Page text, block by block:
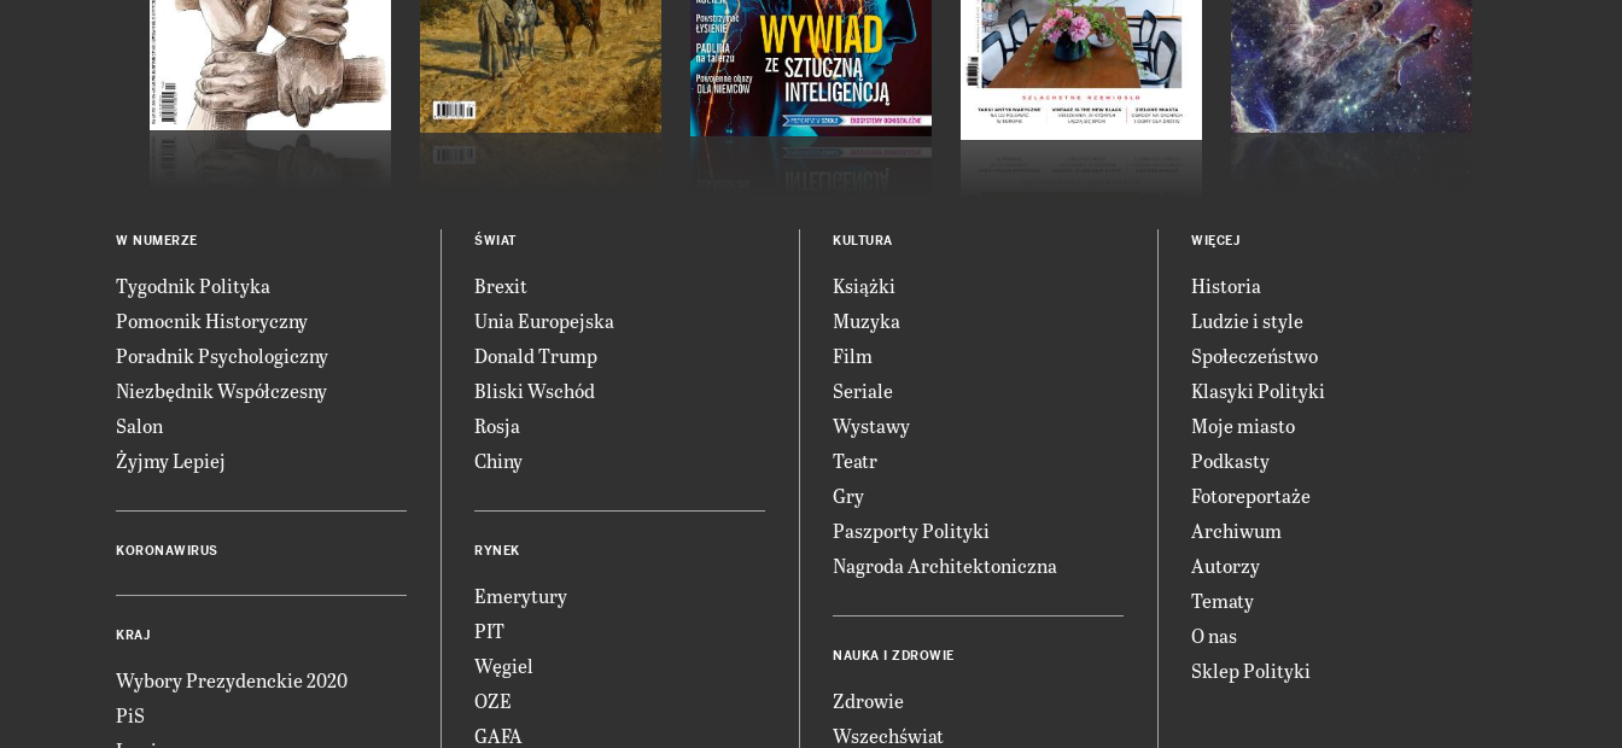
W NUMERZE
Tygodnik Polityka
Pomocnik Historyczny
Poradnik Psychologiczny
Niezbędnik Współczesny
Salon
Żyjmy Lepiej
KORONAWIRUS
KRAJ
Wybory Prezydenckie 2020
PiS
ŚWIAT
Brexit
Unia Europejska
Donald Trump
Bliski Wschód
Rosja
Chiny
RYNEK
Emerytury
PIT
Węgiel
OZE
GAFA
KULTURA
Książki
Muzyka
Film
Seriale
Wystawy
Teatr
Gry
Paszporty Polityki
Nagroda Architektoniczna
NAUKA I ZDROWIE
Zdrowie
Wszechświat
WIĘCEJ
Historia
Ludzie i style
Społeczeństwo
Klasyki Polityki
Moje miasto
Podkasty
Fotoreportaże
Archiwum
Autorzy
Tematy
O nas
Sklep Polityki